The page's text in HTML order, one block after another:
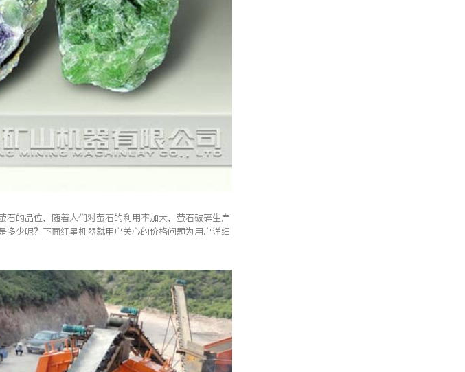
的品位，随着人们对萤石的利用率加大，萤石破碎生产
少呢？下面红星机器就用户关心的价格问题为用户详细